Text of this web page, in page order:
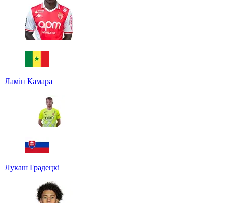
Ламін Камара
Лукаш Градецкі